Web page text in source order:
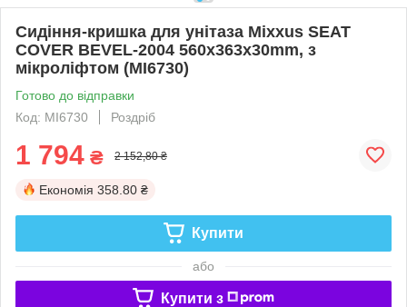
Сидіння-кришка для унітаза Mixxus SEAT
COVER BEVEL-2004 560х363х30mm, з
мікроліфтом (MI6730)
Готово до відправки
Код: MI6730
Роздріб
1 794 ₴ 2 152,80 ₴
Економія 358.80 ₴
Купити
або
Купити з